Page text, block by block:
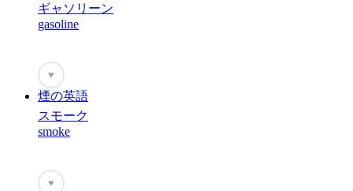
ギャソリーン
gasoline
♥
煙の英語
スモーク
smoke
♥